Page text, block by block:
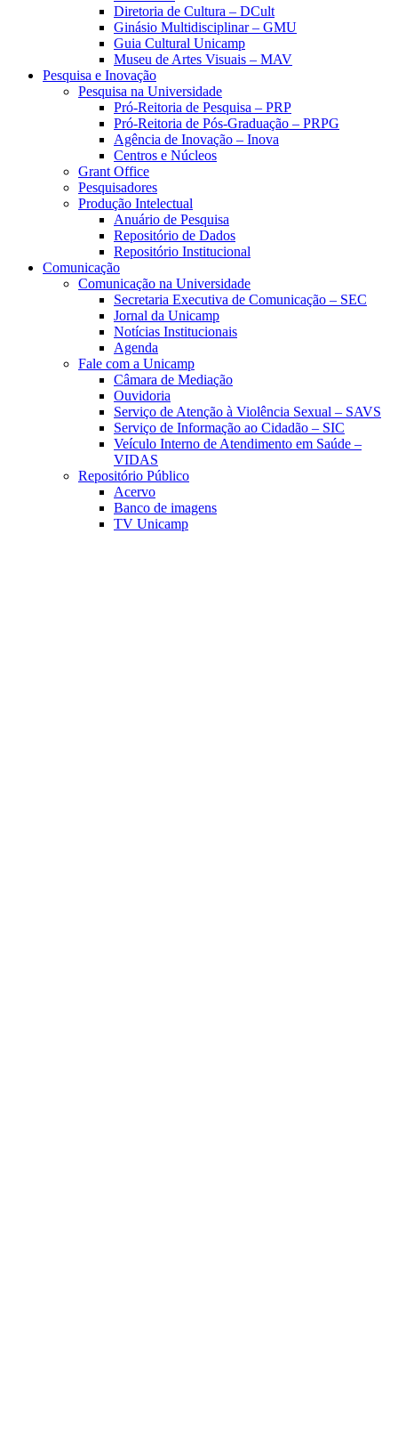
Diretoria de Cultura – DCult
Ginásio Multidisciplinar – GMU
Guia Cultural Unicamp
Museu de Artes Visuais – MAV
Pesquisa e Inovação
Pesquisa na Universidade
Pró-Reitoria de Pesquisa – PRP
Pró-Reitoria de Pós-Graduação – PRPG
Agência de Inovação – Inova
Centros e Núcleos
Grant Office
Pesquisadores
Produção Intelectual
Anuário de Pesquisa
Repositório de Dados
Repositório Institucional
Comunicação
Comunicação na Universidade
Secretaria Executiva de Comunicação – SEC
Jornal da Unicamp
Notícias Institucionais
Agenda
Fale com a Unicamp
Câmara de Mediação
Ouvidoria
Serviço de Atenção à Violência Sexual – SAVS
Serviço de Informação ao Cidadão – SIC
Veículo Interno de Atendimento em Saúde –
VIDAS
Repositório Público
Acervo
Banco de imagens
TV Unicamp